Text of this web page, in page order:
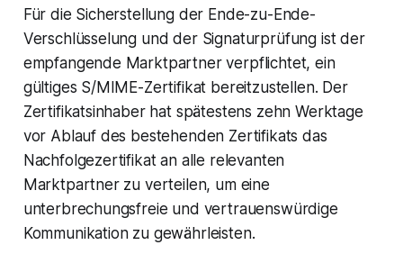
Für die Sicherstellung der Ende-zu-Ende-
Verschlüsselung und der Signaturprüfung ist der
empfangende Marktpartner verpflichtet, ein
gültiges S/MIME-Zertifikat bereitzustellen. Der
Zertifikatsinhaber hat spätestens zehn Werktage
vor Ablauf des bestehenden Zertifikats das
Nachfolgezertifikat an alle relevanten
Marktpartner zu verteilen, um eine
unterbrechungsfreie und vertrauenswürdige
Kommunikation zu gewährleisten.